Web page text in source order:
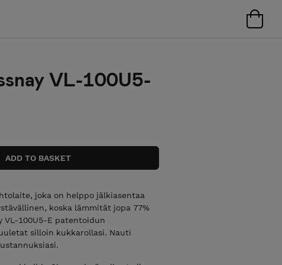
VL-100U5-
joka on helppo jälkiasentaa
koska lämmität jopa 77%
VL-100U5-E patentoidun
silloin kukkarollasi. Nauti